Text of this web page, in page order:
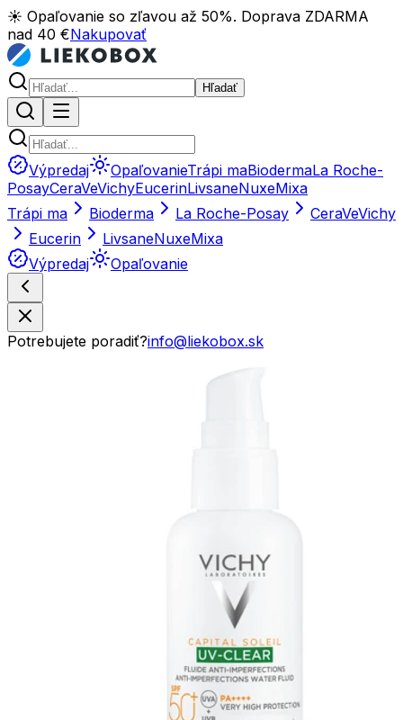
☀️ Opaľovanie so zľavou až 50%. Doprava ZDARMA
nad 40 €Nakupovať
Hľadať
Výpredaj OpaľovanieTrápi maBiodermaLa Roche-
PosayCeraVeVichyEucerinLivsaneNuxeMixa
Trápi ma
Bioderma La Roche-Posay CeraVeVichy
Eucerin
LivsaneNuxeMixa
Výpredaj
Opaľovanie
Potrebujete poradiť?info@liekobox.sk